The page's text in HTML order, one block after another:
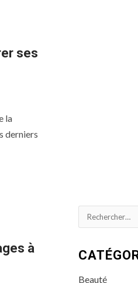
ses
la
derniers
à
Rechercher :
Beauté